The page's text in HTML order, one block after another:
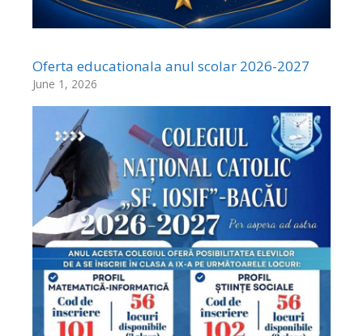
Oferta educationala anul scolar 2026-2027
June 1, 2026